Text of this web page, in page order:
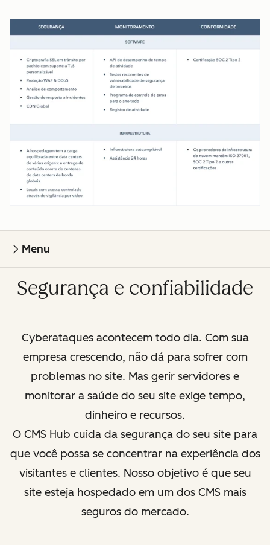
Menu
Segurança e confiabilidade
Cyberataques acontecem todo dia. Com sua
empresa crescendo, não dá para sofrer com
problemas no site. Mas gerir servidores e
monitorar a saúde do seu site exige tempo,
dinheiro e recursos.
O CMS Hub cuida da segurança do seu site para
que você possa se concentrar na experiência dos
visitantes e clientes. Nosso objetivo é que seu
site esteja hospedado em um dos CMS mais
seguros do mercado.